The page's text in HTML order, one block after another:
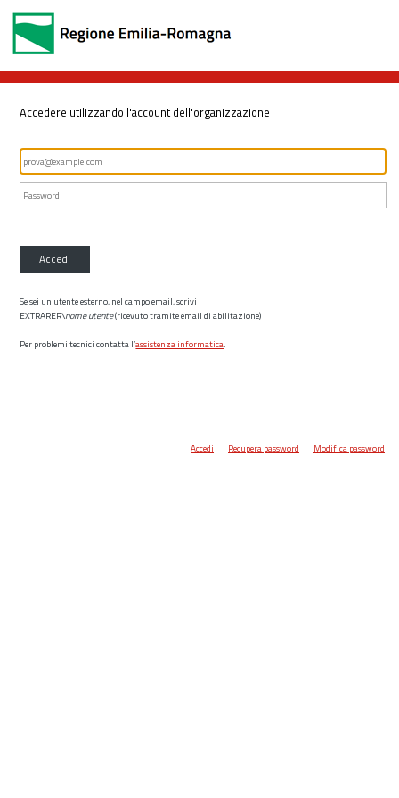
Accedere utilizzando l'account dell'organizzazione
Accedi
Se sei un utente esterno, nel campo email, scrivi
EXTRARER\nome utente(ricevuto tramite email di abilitazione)
Per problemi tecnici contatta l’assistenza informatica.
Accedi Recupera password Modifica password